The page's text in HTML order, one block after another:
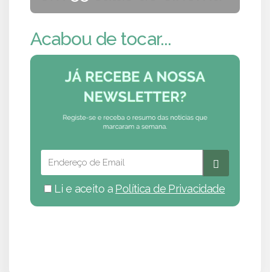
Acabou de tocar...
Li e aceito a Política de Privacidade